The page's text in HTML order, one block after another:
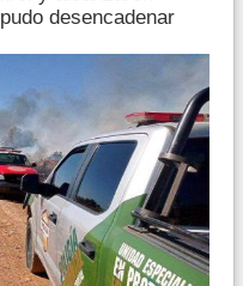
desencadenar